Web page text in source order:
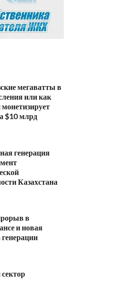
мегаватты в
или как
монетизирует
$10 млрд
генерация
Казахстана
в
и новая